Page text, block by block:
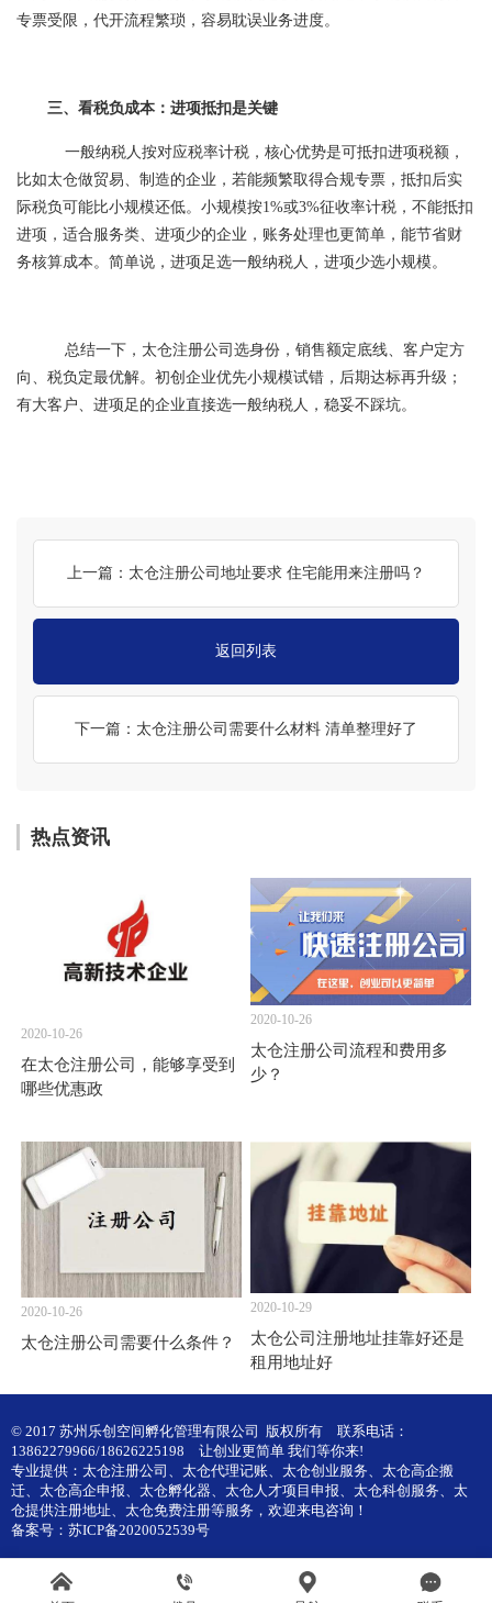
专票受限，代开流程繁琐，容易耽误业务进度。
三、看税负成本：进项抵扣是关键
一般纳税人按对应税率计税，核心优势是可抵扣进项税额，
比如太仓做贸易、制造的企业，若能频繁取得合规专票，抵扣后实
际税负可能比小规模还低。小规模按1%或3%征收率计税，不能抵扣
进项，适合服务类、进项少的企业，账务处理也更简单，能节省财
务核算成本。简单说，进项足选一般纳税人，进项少选小规模。
总结一下，太仓注册公司选身份，销售额定底线、客户定方
向、税负定最优解。初创企业优先小规模试错，后期达标再升级；
有大客户、进项足的企业直接选一般纳税人，稳妥不踩坑。
上一篇：太仓注册公司地址要求 住宅能用来注册吗？
返回列表
下一篇：太仓注册公司需要什么材料 清单整理好了
热点资讯
2020-10-26
在太仓注册公司，能够享受到
哪些优惠政
2020-10-26
太仓注册公司流程和费用多
少？
2020-10-26
太仓注册公司需要什么条件？
2020-10-29
太仓公司注册地址挂靠好还是
租用地址好
© 2017 苏州乐创空间孵化管理有限公司 版权所有
联系电话：
13862279966/18626225198
让创业更简单 我们等你来!
专业提供： 太仓注册公司 、 太仓代理记账、 太仓创业服务、 太仓高企搬
迁、 太仓高企申报、 太仓孵化器、 太仓人才项目申报、 太仓科创服务、 太
仓提供注册地址、 太仓免费注册等服务，欢迎来电咨询！
备案号： 苏ICP备2020052539号